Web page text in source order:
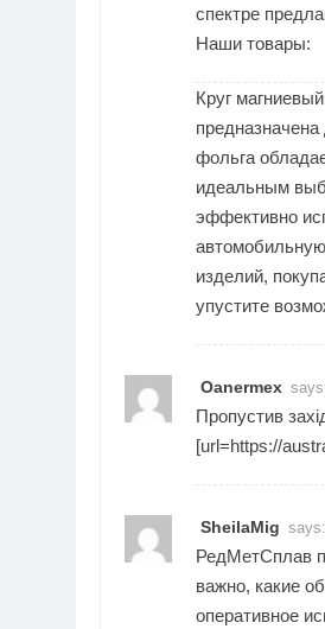
спектре
Наши товары:
Круг
фольга
идеальным
эффективно
изделий,
упустите
Oanermex
Пропустив
[url=https://
SheilaMig says:
РедМетСплав
важно, какие
оперативное